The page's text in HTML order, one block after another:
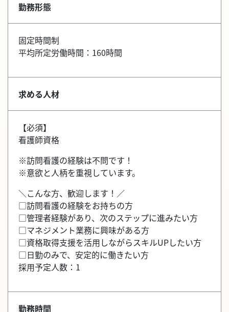
勤務形態
固定時間制
平均所定労働時間：160時間
求める人材
【必須】
看護師資格
※訪問看護の経験は不問です！
※意欲と人柄を重視しています。
＼こんな方、歓迎します！／
□訪問看護の経験をお持ちの方
□管理者経験があり、次のステップに進みたい方
□マネジメント業務に興味がある方
□資格取得支援を活用しながらスキルUPしたい方
□日勤のみで、安定的に働きたい方
採用予定人数：1
勤務時間